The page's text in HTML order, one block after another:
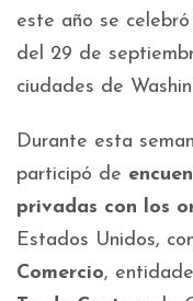
este año se
del 29 de
ciudades de
Durante esta
participó de
privadas con los
Estados Unidos,
Comercio,